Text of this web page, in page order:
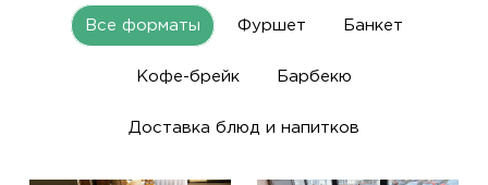
Все форматы Фуршет Банкет
Кофе-брейк Барбекю
Доставка блюд и напитков